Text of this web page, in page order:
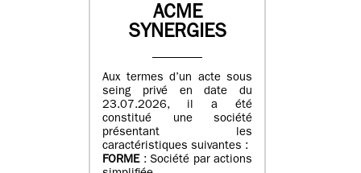
ACME
SYNERGIES
Aux termes d’un acte sous
seing privé en date du
23.07.2026, il a été
constitué une société
présentant les
caractéristiques suivantes :
FORME: Société par actions